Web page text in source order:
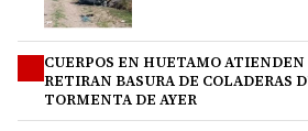
CUERPOS EN HUETAMO
RETIRAN BASURA DE COLADERAS
TORMENTA DE AYER